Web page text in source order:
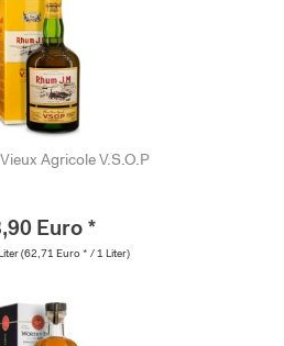
Agricole V.S.O.P
Euro *
(62,71 Euro * / 1 Liter)